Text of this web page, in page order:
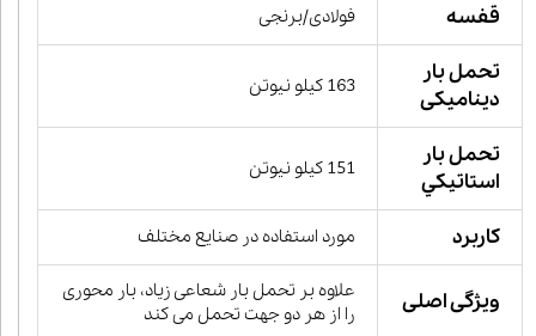
قفسه فولادی/برنجی
تحمل بار
دینامیکی
163 کیلو نیوتن
تحمل بار
استاتيكي
151 کیلو نیوتن
کاربرد مورد استفاده در صنایع مختلف
ویژگی اصلی
علاوه بر تحمل بار شعاعی زیاد، بار محوری
را از هر دو جهت تحمل می کند